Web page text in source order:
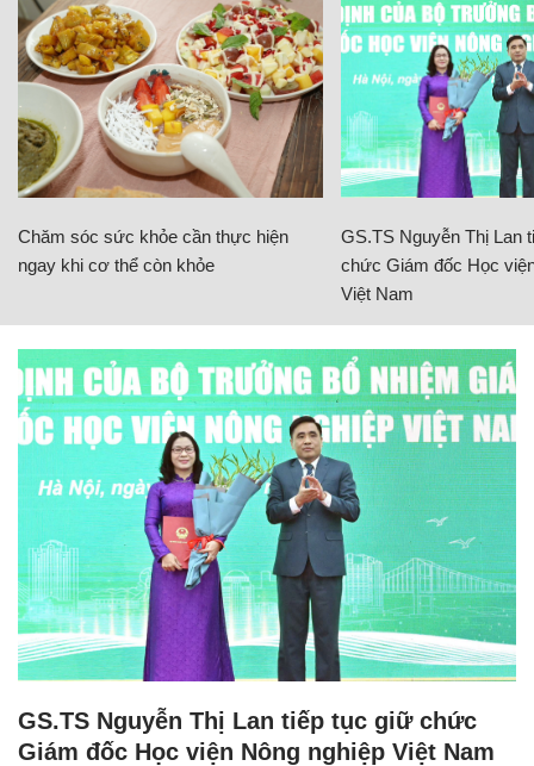
Chăm sóc sức khỏe cần thực hiện
ngay khi cơ thể còn khỏe
GS.TS Nguyễn Thị Lan
chức Giám đốc Học
Việt Nam
GS.TS Nguyễn Thị Lan tiếp tục giữ chức
Giám đốc Học viện Nông nghiệp Việt Nam